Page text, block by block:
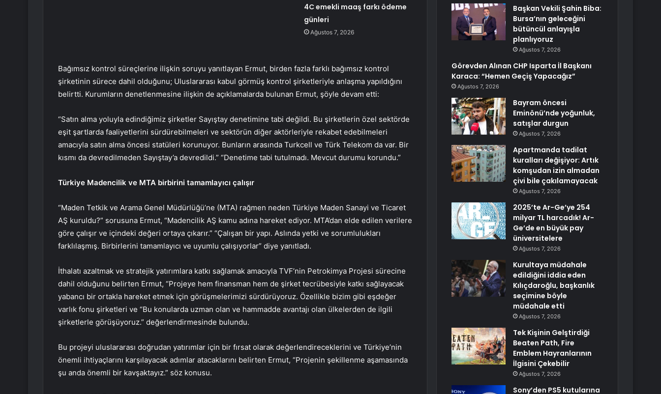
4C emekli maaş farkı ödeme
günleri
Ağustos 7, 2026
Bağımsız kontrol süreçlerine ilişkin soruyu yanıtlayan Ermut, birden fazla farklı bağımsız kontrol
şirketinin sürece dahil olduğunu; Uluslararası kabul görmüş kontrol şirketleriyle anlaşma yapıldığını
belirtti. Kurumların denetlenmesine ilişkin de açıklamalarda bulunan Ermut, şöyle devam etti:
“Satın alma yoluyla edindiğimiz şirketler Sayıştay denetimine tabi değildi. Bu şirketlerin özel sektörde
eşit şartlarda faaliyetlerini sürdürebilmeleri ve sektörün diğer aktörleriyle rekabet edebilmeleri
amacıyla satın alma öncesi statüleri korunuyor. Bunların arasında Turkcell ve Türk Telekom da var. Bir
kısmı da devredilmeden Sayıştay’a devredildi.” “Denetime tabi tutulmadı. Mevcut durumu korundu.”
Türkiye Madencilik ve MTA birbirini tamamlayıcı çalışır
“Maden Tetkik ve Arama Genel Müdürlüğü’ne (MTA) rağmen neden Türkiye Maden Sanayi ve Ticaret
AŞ kuruldu?” sorusuna Ermut, “Madencilik AŞ kamu adına hareket ediyor. MTA’dan elde edilen verilere
göre çalışır ve içindeki değeri ortaya çıkarır.” “Çalışan bir yapı. Aslında yetki ve sorumlulukları
farklılaşmış. Birbirlerini tamamlayıcı ve uyumlu çalışıyorlar” diye yanıtladı.
İthalatı azaltmak ve stratejik yatırımlara katkı sağlamak amacıyla TVF’nin Petrokimya Projesi sürecine
dahil olduğunu belirten Ermut, “Projeye hem finansman hem de şirket tecrübesiyle katkı sağlayacak
yabancı bir ortakla hareket etmek için görüşmelerimizi sürdürüyoruz. Özellikle bizim gibi eşdeğer
varlık fonu şirketleri ve “Bu konularda uzman olan ve hammadde avantajı olan ülkelerden de ilgili
şirketlerle görüşüyoruz.” değerlendirmesinde bulundu.
Bu projeyi uluslararası doğrudan yatırımlar için bir fırsat olarak değerlendireceklerini ve Türkiye’nin
önemli ihtiyaçlarını karşılayacak adımlar atacaklarını belirten Ermut, “Projenin şekillenme aşamasında
şu anda önemli bir kavşaktayız.” söz konusu.
Başkan Vekili Şahin Biba:
Bursa’nın geleceğini
bütüncül anlayışla
planlıyoruz
Ağustos 7, 2026
Görevden Alınan CHP Isparta İl Başkanı
Karaca: “Hemen Geçiş Yapacağız”
Ağustos 7, 2026
Bayram öncesi
Eminönü’nde yoğunluk,
satışlar durgun
Ağustos 7, 2026
Apartmanda tadilat
kuralları değişiyor: Artık
komşudan izin almadan
çivi bile çakılamayacak
Ağustos 7, 2026
2025’te Ar-Ge’ye 254
milyar TL harcadık! Ar-
Ge’de en büyük pay
üniversitelere
Ağustos 7, 2026
Kurultaya müdahale
edildiğini iddia eden
Kılıçdaroğlu, başkanlık
seçimine böyle
müdahale etti
Ağustos 7, 2026
Tek Kişinin Gelştirdiği
Beaten Path, Fire
Emblem Hayranlarının
İlgisini Çekebilir
Ağustos 7, 2026
Sony’den PS5 kutularına